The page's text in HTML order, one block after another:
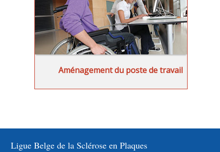
Aménagement du poste de travail
Ligue Belge de la Sclérose en Plaques